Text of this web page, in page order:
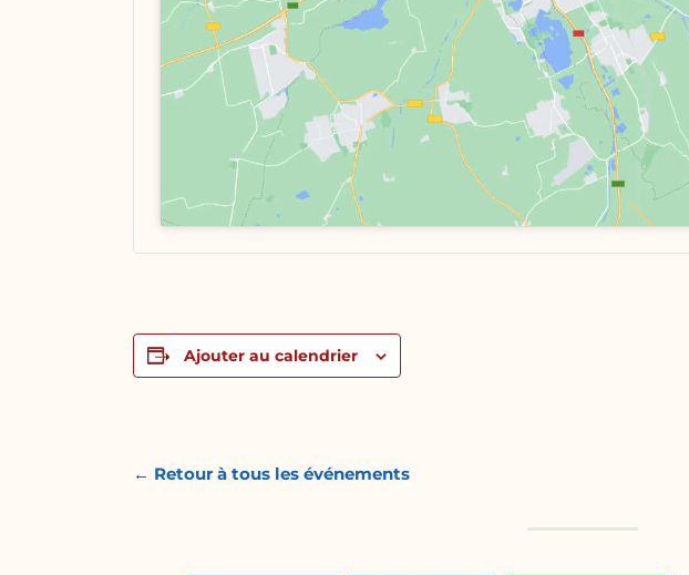
Ajouter au calendrier
← Retour à tous les événements